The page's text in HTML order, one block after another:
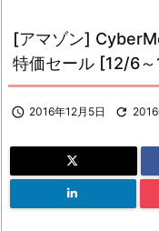
[アマゾン]
特価セール [12/6
 2016年12月5日 